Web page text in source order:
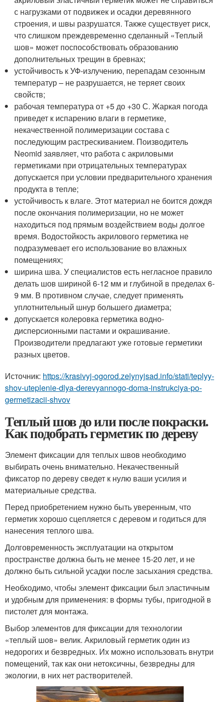
с нагрузками от подвижек и осадки деревянного
строения, и швы разрушатся. Также существует риск,
что слишком преждевременно сделанный «Теплый
шов» может поспособствовать образованию
дополнительных трещин в бревнах;
устойчивость к УФ-излучению, перепадам сезонным
температур – не разрушается, не теряет своих
свойств;
рабочая температура от +5 до +30 С. Жаркая погода
приведет к испарению влаги в герметике,
некачественной полимеризации состава с
последующим растрескиванием. Поизводитель
Neomid заявляет, что работа с акриловыми
герметиками при отрицательных температурах
допускается при условии предварительного хранения
продукта в тепле;
устойчивость к влаге. Этот материал не боится дождя
после окончания полимеризации, но не может
находиться под прямым воздействием воды долгое
время. Водостойкость акрилового герметика не
подразумевает его использование во влажных
помещениях;
ширина шва. У специалистов есть негласное правило
делать шов шириной 6-12 мм и глубиной в пределах 6-
9 мм. В противном случае, следует применять
уплотнительный шнур большего диаметра;
допускается колеровка герметика водно-
дисперсионными пастами и окрашивание.
Производители предлагают уже готовые герметики
разных цветов.
Источник: https://krasivyj-ogorod.zelynyjsad.info/stati/teplyy-
shov-uteplenie-dlya-derevyannogo-doma-instrukciya-po-
germetizacii-shvov
Теплый шов до или после покраски.
Как подобрать герметик по дереву
Элемент фиксации для теплых швов необходимо
выбирать очень внимательно. Некачественный
фиксатор по дереву сведет к нулю ваши усилия и
материальные средства.
Перед приобретением нужно быть уверенным, что
герметик хорошо сцепляется с деревом и годиться для
нанесения теплого шва.
Долговременность эксплуатации на открытом
пространстве должна быть не менее 15-20 лет, и не
должно быть сильной усадки после засыхания средства.
Необходимо, чтобы элемент фиксации был эластичным
и удобным для применения: в формы тубы, пригодной в
пистолет для монтажа.
Выбор элементов для фиксации для технологии
«теплый шов» велик. Акриловый герметик один из
недорогих и безвредных. Их можно использовать внутри
помещений, так как они нетоксичны, безвредны для
экологии, в них нет растворителей.